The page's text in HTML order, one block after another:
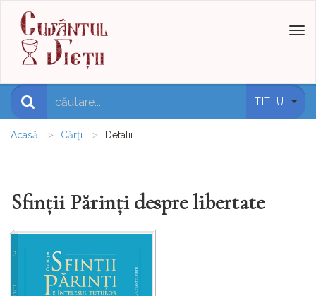
TITLU
Acasă Cărți Detalii
Sfinții Părinți despre libertate